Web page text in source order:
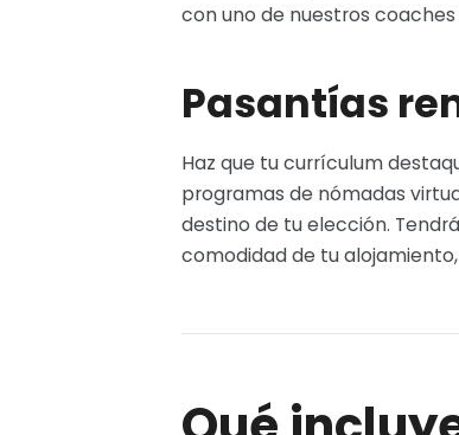
con uno de nuestros
Pasantías
Haz que tu currículum
programas de nómadas
destino de tu elección.
comodidad de tu